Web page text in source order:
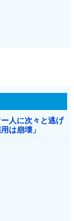
人に次々と逃げ
は崩壊」